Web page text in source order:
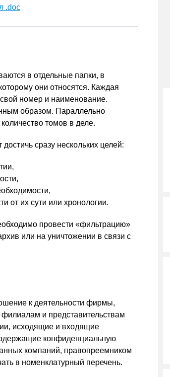
.doc
в отдельные папки, в
они относятся. Каждая
номер и наименование.
образом. Параллельно
томов в деле.
сразу нескольких целей:
от их сути или хронологии.
провести «фильтрацию»
или на уничтожении в связи с
к деятельности фирмы,
и представительствам
исходящие и входящие
конфиденциальную
компаний, правопреемником
в номенклатурный перечень.